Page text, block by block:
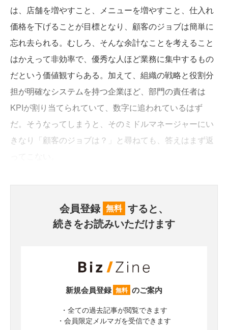
は、店舗を増やすこと、メニューを増やすこと、仕入れ
価格を下げることが目標となり、顧客のジョブは簡単に
忘れ去られる。むしろ、そんな余計なことを考えること
はかえって非効率で、優秀な人ほど業務に集中するもの
だという価値観すらある。加えて、組織の戦略と役割分
担が明確なシステムを持つ企業ほど、部門の責任者は
KPIが割り当てられていて、数字に追われているはず
だ。そうなってしまうと、そのミドルマネージャーにい
きなり「顧客のジョブは？」と尋ねても、答えはまず返
会員登録 無料 すると、
続きをお読みいただけます
新規会員登録 無料 のご案内
・全ての過去記事が閲覧できます
・会員限定メルマガを受信できます